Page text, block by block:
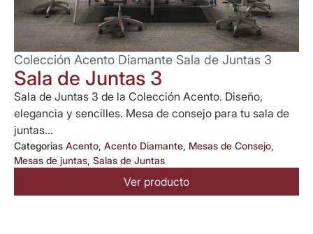
Colección Acento Diamante Sala de Juntas 3
Sala de Juntas 3
Sala de Juntas 3 de la Colección Acento. Diseño,
elegancia y sencilles. Mesa de consejo para tu sala de
juntas...
Categorias Acento, Acento Diamante, Mesas de Consejo,
Mesas de juntas, Salas de Juntas
Ver producto